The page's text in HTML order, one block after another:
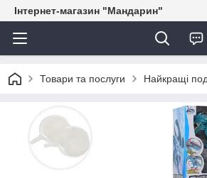
Інтернет-магазин "Мандарин"
Товари та послуги Найкращі